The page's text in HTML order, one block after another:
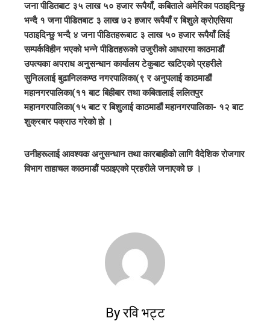
जना पीडितबाट ३५ लाख ५० हजार रूपैयाँ, कबिताले अमेरिका पठाइदिन्छु
भन्दै १ जना पीडितबाट ३ लाख ७२ हजार रूपैयाँ र बिशुले क्रोएसिया
पठाइदिन्छु भन्दै ४ जना पीडितहरूबाट ३ लाख ५० हजार रूपैयाँ लिई
सम्पर्कविहीन भएको भन्ने पीडितहरूको उजुरीको आधारमा काठमाडौं
उपत्यका अपराध अनुसन्धान कार्यालय टेकुबाट खटिएको प्रहरीले
सुनिललाई बुढानिलकण्ठ नगरपालिका(९ र अनुपलाई काठमाडौं
महानगरपालिका(११ बाट बिहीबार तथा कबितालाई ललितपुर
महानगरपालिका(१५ बाट र बिशुलाई काठमाडौं महानगरपालिका- १२ बाट
शुक्रबार पक्राउ गरेको हो ।
उनीहरूलाई आवश्यक अनुसन्धान तथा कारबाहीको लागि वैदेशिक रोजगार
विभाग ताहाचल काठमाडौं पठाइएको प्रहरीले जनाएको छ ।
By रवि भट्ट